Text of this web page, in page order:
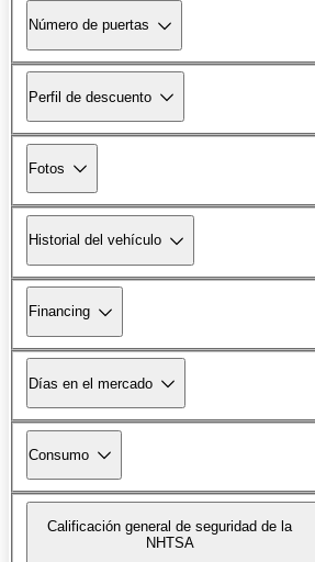
Número de puertas
Perfil de descuento
Fotos
Historial del vehículo
Financing
Días en el mercado
Consumo
Calificación general de seguridad de la
NHTSA